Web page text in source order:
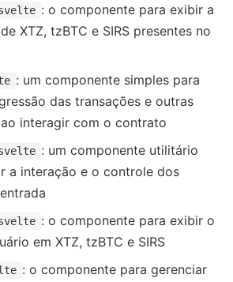
: o componente para exibir a
XTZ, tzBTC e SIRS presentes no
: um componente simples para
das transações e outras
ao interagir com o contrato
: um componente utilitário
a interação e o controle dos
: o componente para exibir o
em XTZ, tzBTC e SIRS
: o componente para gerenciar